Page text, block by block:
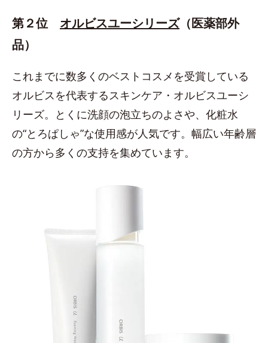
第２位 オルビスユーシリーズ（医薬部外
品）
これまでに数多くのベストコスメを受賞している
オルビスを代表するスキンケア・オルビスユーシ
リーズ。とくに洗顔の泡立ちのよさや、化粧水
の“とろぱしゃ”な使用感が人気です。幅広い年齢層
の方から多くの支持を集めています。